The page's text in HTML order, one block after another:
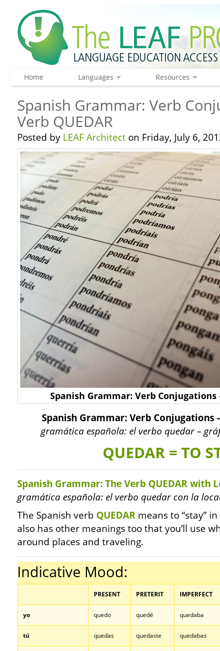
Home Languages Resources
Spanish Grammar: Verb
Verb QUEDAR
Posted by LEAF Architect on Friday, July 6,
Spanish Grammar: Verb Conjugations
Spanish Grammar: Verb Conjugations
gramática española: el verbo quedar –
QUEDAR = TO
Spanish Grammar: The Verb QUEDAR with
gramática española: el verbo quedar con la
The Spanish verb QUEDAR means to “stay”
also has other meanings too that you’ll use
around places and traveling.
Indicative Mood:
PRESENT PRETERIT IMPERFECT
yo quedo quedé quedaba
tú quedas quedaste quedabas